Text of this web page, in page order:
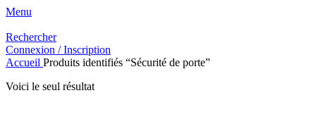
Menu
Rechercher
Connexion / Inscription
Accueil Produits identifiés “Sécurité de porte”
Voici le seul résultat